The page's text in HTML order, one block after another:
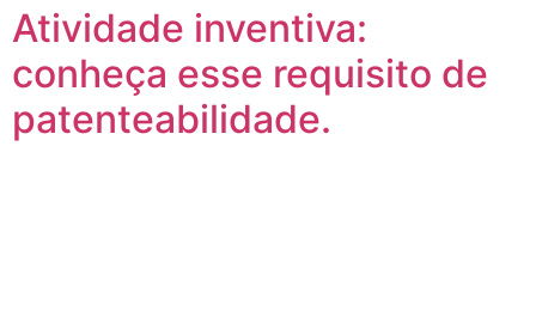
Atividade inventiva:
conheça esse requisito de
patenteabilidade.